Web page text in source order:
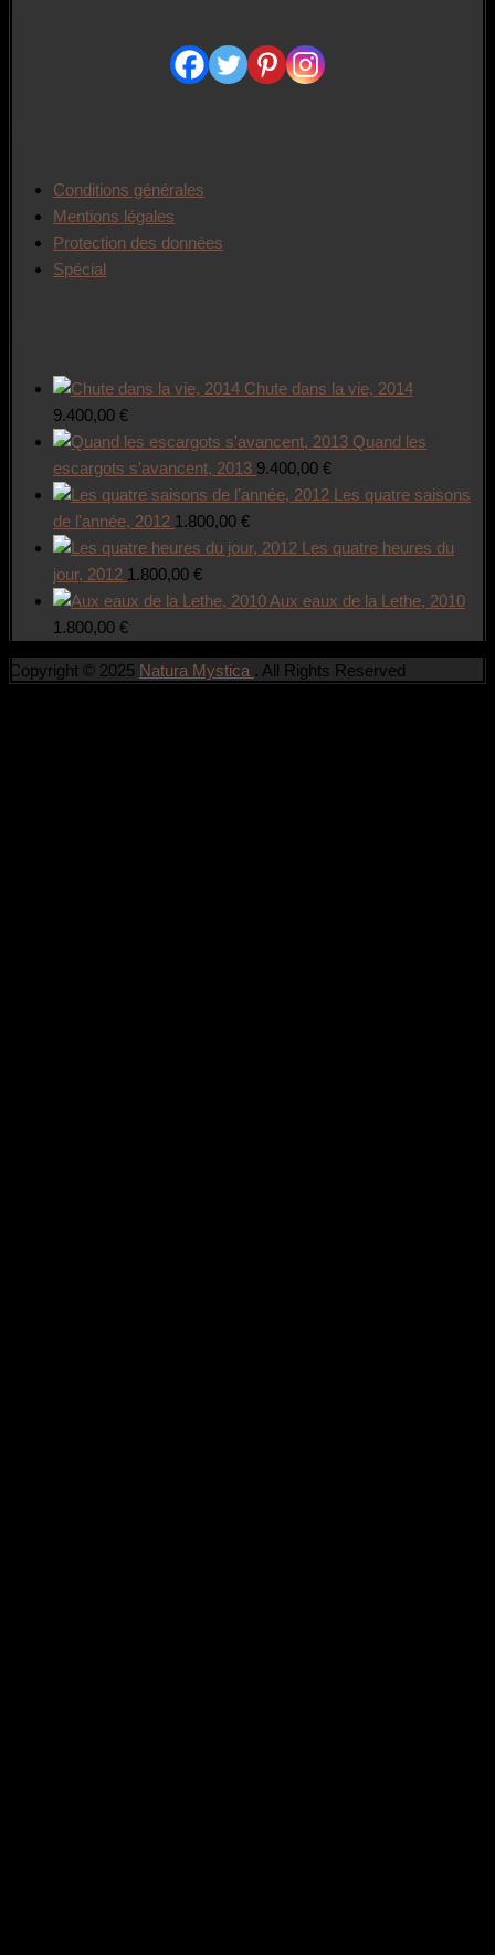
Conditions générales
Mentions légales
Protection des données
Spécial
Chute dans la vie, 2014
9.400,00 €
Quand les
escargots s'avancent, 2013 9.400,00 €
Les quatre saisons
de l'année, 2012 1.800,00 €
Les quatre heures du
jour, 2012 1.800,00 €
Aux eaux de la Lethe, 2010
1.800,00 €
Copyright © 2025 Natura Mystica . All Rights Reserved